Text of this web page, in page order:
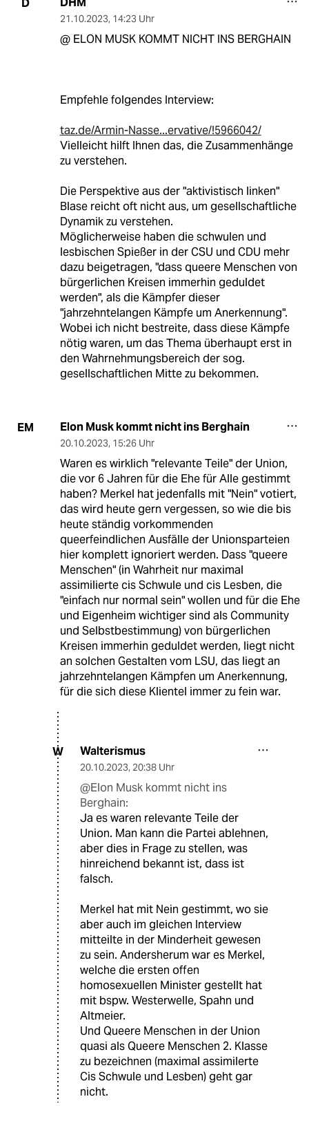
D
21.10.2023, 14:23 Uhr
@ ELON MUSK KOMMT NICHT INS BERGHAIN
Empfehle folgendes Interview:
taz.de/Armin-Nasse...ervative/!5966042/
Vielleicht hilft Ihnen das, die Zusammenhänge
zu verstehen.
Die Perspektive aus der "aktivistisch linken"
Blase reicht oft nicht aus, um gesellschaftliche
Dynamik zu verstehen.
Möglicherweise haben die schwulen und
lesbischen Spießer in der CSU und CDU mehr
dazu beigetragen, "dass queere Menschen von
bürgerlichen Kreisen immerhin geduldet
werden", als die Kämpfer dieser
"jahrzehntelangen Kämpfe um Anerkennung".
Wobei ich nicht bestreite, dass diese Kämpfe
nötig waren, um das Thema überhaupt erst in
den Wahrnehmungsbereich der sog.
gesellschaftlichen Mitte zu bekommen.
EM Elon Musk kommt nicht ins Berghain
20.10.2023, 15:26 Uhr
Waren es wirklich "relevante Teile" der Union,
die vor 6 Jahren für die Ehe für Alle gestimmt
haben? Merkel hat jedenfalls mit "Nein" votiert,
das wird heute gern vergessen, so wie die bis
heute ständig vorkommenden
queerfeindlichen Ausfälle der Unionsparteien
hier komplett ignoriert werden. Dass "queere
Menschen" (in Wahrheit nur maximal
assimilierte cis Schwule und cis Lesben, die
"einfach nur normal sein" wollen und für die Ehe
und Eigenheim wichtiger sind als Community
und Selbstbestimmung) von bürgerlichen
Kreisen immerhin geduldet werden, liegt nicht
an solchen Gestalten vom LSU, das liegt an
jahrzehntelangen Kämpfen um Anerkennung,
für die sich diese Klientel immer zu fein war.
W Walterismus
20.10.2023, 20:38 Uhr
@Elon Musk kommt nicht ins
Berghain:
Ja es waren relevante Teile der
Union. Man kann die Partei ablehnen,
aber dies in Frage zu stellen, was
hinreichend bekannt ist, dass ist
falsch.
Merkel hat mit Nein gestimmt, wo sie
aber auch im gleichen Interview
mitteilte in der Minderheit gewesen
zu sein. Andersherum war es Merkel,
welche die ersten offen
homosexuellen Minister gestellt hat
mit bspw. Westerwelle, Spahn und
Altmeier.
Und Queere Menschen in der Union
quasi als Queere Menschen 2. Klasse
zu bezeichnen (maximal assimilerte
Cis Schwule und Lesben) geht gar
nicht.